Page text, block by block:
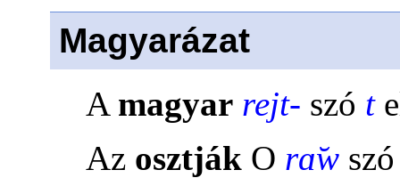
Magyarázat
A magyar rejt- szó t
Az osztják O rɑ̆w